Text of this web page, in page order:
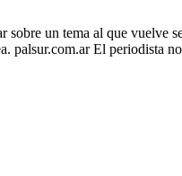
un tema al que vuelve
palsur.com.ar El periodista